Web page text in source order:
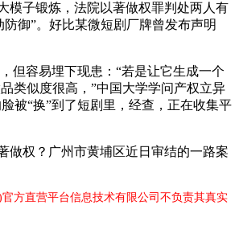
模子锻炼，法院以著做权罪判处两人有
御”。好比某微短剧厂牌曾发布声明
但容易埋下现患：“若是让它生成一个
类似度很高，”中国大学学问产权立异
被“换”到了短剧里，经查，正在收集平
权？广州市黄埔区近日审结的一路案
方直营平台信息技术有限公司不负责其真实